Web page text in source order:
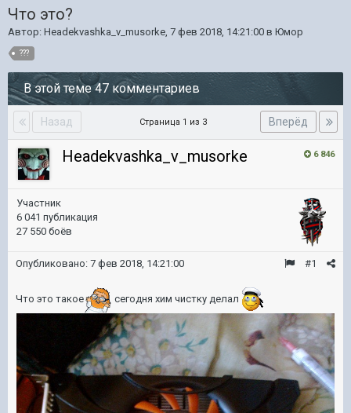
Что это?
Автор: Headekvashka_v_musorke, 7 фев 2018, 14:21:00 в Юмор
???
В этой теме 47 комментариев
Назад Вперёд
Страница 1 из 3
6 846
Headekvashka_v_musorke
Участник
6 041 публикация
27 550 боёв
#1
Опубликовано: 7 фев 2018, 14:21:00
Что это такое сегодня хим чистку делал